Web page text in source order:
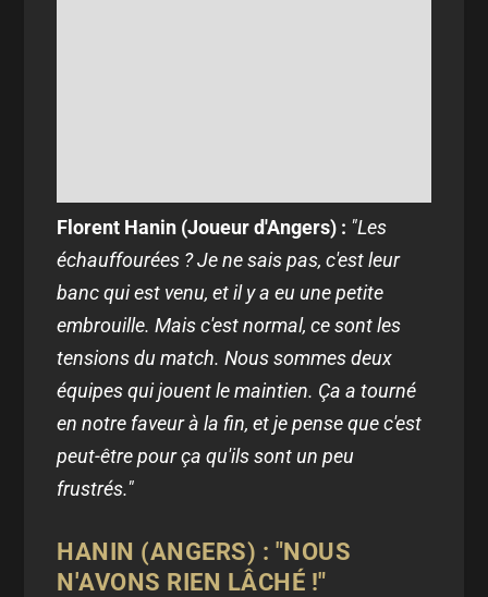
Florent Hanin (Joueur d'Angers) : "Les
échauffourées ? Je ne sais pas, c'est leur
banc qui est venu, et il y a eu une petite
embrouille. Mais c'est normal, ce sont les
tensions du match. Nous sommes deux
équipes qui jouent le maintien. Ça a tourné
en notre faveur à la fin, et je pense que c'est
peut-être pour ça qu'ils sont un peu
frustrés."
HANIN (ANGERS) : "NOUS
N'AVONS RIEN LÂCHÉ !"